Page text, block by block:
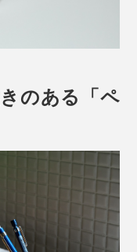
のある「ペ